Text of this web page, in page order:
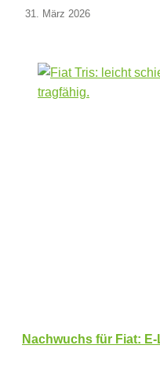
31. März 2026
Nachwuchs für Fiat: